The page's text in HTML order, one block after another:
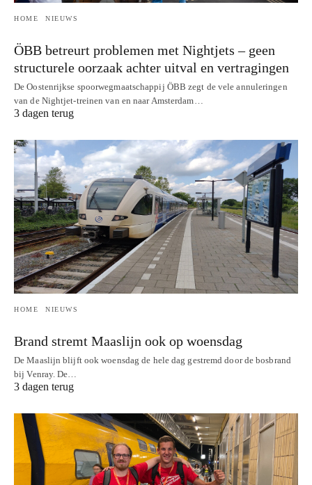
HOME NIEUWS
ÖBB betreurt problemen met Nightjets – geen
structurele oorzaak achter uitval en vertragingen
De Oostenrijkse spoorwegmaatschappij ÖBB zegt de vele annuleringen
van de Nightjet-treinen van en naar Amsterdam…
3 dagen terug
HOME NIEUWS
Brand stremt Maaslijn ook op woensdag
De Maaslijn blijft ook woensdag de hele dag gestremd door de bosbrand
bij Venray. De…
3 dagen terug